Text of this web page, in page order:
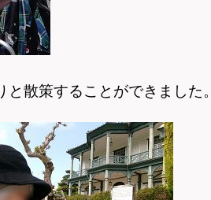
散策することができました。